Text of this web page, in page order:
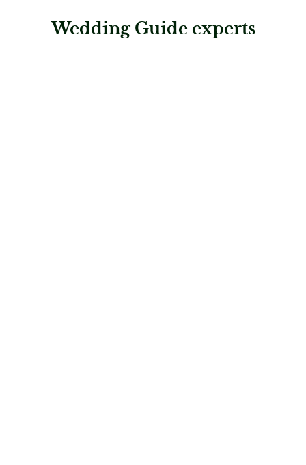
Wedding Guide experts